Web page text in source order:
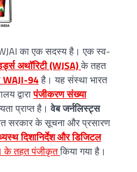
का एक सदस्य है। एक स्व-
अथॉरिटी (WJSA)के तहत
WAJI-94है। यह संस्था भारत
द्वारापंजीकरण संख्या
प्राप्त है।वेब जर्नलिस्ट्स
सरकार के सूचना और प्रसारण
दिशानिर्देश और डिजिटल
के तहत पंजीकृतकिया गया है।